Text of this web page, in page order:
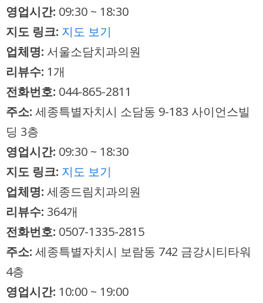
영업시간: 09:30 ~ 18:30
지도 링크: 지도 보기
업체명: 서울소담치과의원
리뷰수: 1개
전화번호: 044-865-2811
주소: 세종특별자치시 소담동 9-183 사이언스빌
딩 3층
영업시간: 09:30 ~ 18:30
지도 링크: 지도 보기
업체명: 세종드림치과의원
리뷰수: 364개
전화번호: 0507-1335-2815
주소: 세종특별자치시 보람동 742 금강시티타워
4층
영업시간: 10:00 ~ 19:00